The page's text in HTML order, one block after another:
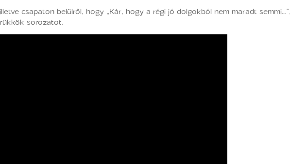
csapaton belülről, hogy „Kár, hogy a régi jó dolgokból nem maradt
sorozatot.